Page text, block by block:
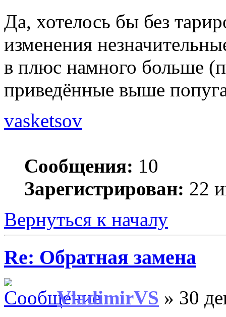
Да, хотелось бы без
изменения
в плюс намного больше
приведённые выше
vasketsov
Сообщения: 10
Зарегистрирован: 22
Вернуться к началу
Re: Обратная замена
VladimirVS » 30